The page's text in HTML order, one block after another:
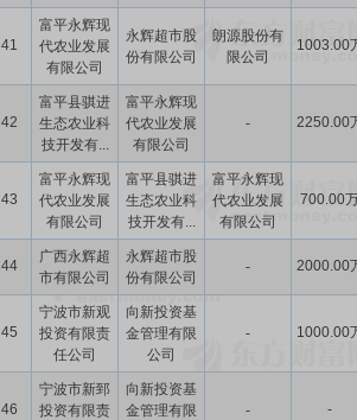
41
富平永辉现
代农业发展
有限公司
永辉超市股
份有限公司
朗源股份有
限公司
1003.00
42
富平县骐进
生态农业科
技开发有...
富平永辉现
代农业发展
有限公司
- 2250.00
43
富平永辉现
代农业发展
有限公司
富平县骐进
生态农业科
技开发有...
富平永辉现
代农业发展
有限公司
700.00
44
广西永辉超
市有限公司
永辉超市股
份有限公司
- 2000.00
45
宁波市新观
投资有限责
任公司
向新投资基
金管理有限
公司
- 1000.00
46
宁波市新郅
投资有限责
向新投资基
金管理有限
- -